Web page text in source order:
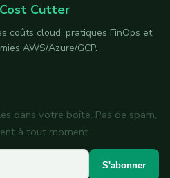
Cutter
coûts cloud, pratiques FinOps et
AWS/Azure/GCP.
dans votre boîte. Pas de spam,
à tout moment.
S'abonner